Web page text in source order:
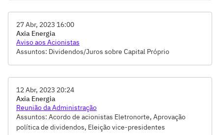
Financeiras
27 Abr, 2023 16:00
Axia Energia
Aviso aos Acionistas
Assuntos: Dividendos/Juros sobre Capital Próprio
12 Abr, 2023 20:24
Axia Energia
Reunião da Administração
Assuntos: Acordo de acionistas Eletronorte, Aprovação
política de dividendos, Eleição vice-presidentes